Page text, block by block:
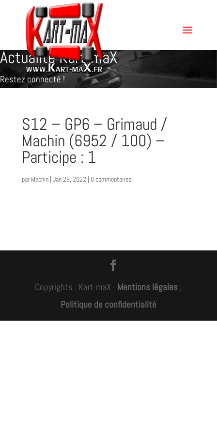
Actualité Kart-maX
Restez connecté !
S12 – GP6 – Grimaud /
Machin (6952 / 100) –
Participe : 1
par Machin| Jan 28, 2022 | 0 commentaires
Copyrights : Kart-maX - Mentions légales ,
Politique de confidentialité